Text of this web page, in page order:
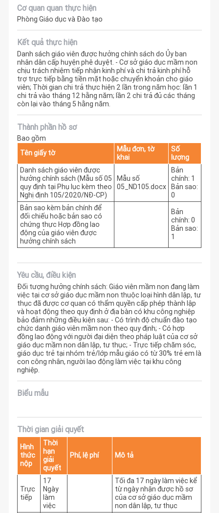
Cơ quan quan thực hiện
Phòng Giáo dục và Đào tạo
Kết quả thực hiện
Danh sách giáo viên được hưởng chính sách do Ủy ban
nhân dân cấp huyện phê duyệt. - Cơ sở giáo dục mầm non
chịu trách nhiệm tiếp nhận kinh phí và chi trả kinh phí hỗ
trợ trực tiếp bằng tiền mặt hoặc chuyển khoản cho giáo
viên; Thời gian chi trả thực hiện 2 lần trong năm học: lần 1
chi trả vào tháng 12 hằng năm; lần 2 chi trả đủ các tháng
còn lại vào tháng 5 hằng năm.
Thành phần hồ sơ
Bao gồm
Tên giấy tờ
Mẫu đơn, tờ
khai
Số
lượng
Danh sách giáo viên được
hưởng chính sách (Mẫu số 05
quy định tại Phụ lục kèm theo
Nghị định 105/2020/NĐ-CP)
Mẫu số
05_ND105.docx
Bản
chính: 1
Bản sao:
0
Bản sao kèm bản chính để
đối chiếu hoặc bản sao có
chứng thực Hợp đồng lao
động của giáo viên được
hưởng chính sách
Bản
chính: 0
Bản sao:
1
Yêu cầu, điều kiện
Đối tượng hưởng chính sách: Giáo viên mầm non đang làm
việc tại cơ sở giáo dục mầm non thuộc loại hình dân lập, tư
thục đã được cơ quan có thẩm quyền cấp phép thành lập
và hoạt động theo quy định ở địa bàn có khu công nghiệp
bảo đảm những điều kiện sau: - Có trình độ chuẩn đào tạo
chức danh giáo viên mầm non theo quy định; - Có hợp
đồng lao động với người đại diện theo pháp luật của cơ sở
giáo dục mầm non dân lập, tư thục; - Trực tiếp chăm sóc,
giáo dục trẻ tại nhóm trẻ/lớp mẫu giáo có từ 30% trẻ em là
con công nhân, người lao động làm việc tại khu công
nghiệp.
Biểu mẫu
Thời gian giải quyết
Hình
thức
nộp
Thời
hạn
giải
quyết
Phí, lệ phí Mô tả
Trực
tiếp
17
Ngày
làm
việc
Tối đa 17 ngày làm việc kể
từ ngày nhận được hồ sơ
của cơ sở giáo dục mầm
non dân lập, tư thục